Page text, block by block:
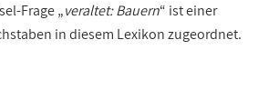
Frage „veraltet: Bauern“ ist einer
in diesem Lexikon zugeordnet.